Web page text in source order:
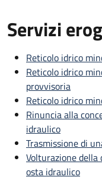
Servizi
Reticolo idrico
Reticolo idrico
provvisoria
Reticolo idrico
Rinuncia alla
idraulico
Trasmissione di
Volturazione della
osta idraulico